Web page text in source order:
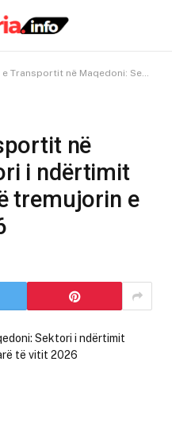
Maqedoni: Sektori i ndërtimit rritet për 7.2% në tremujorin e parë të vitit 2026
në
i ndërtimit
tremujorin e